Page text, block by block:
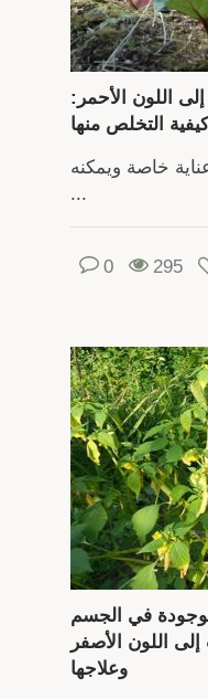
إلى اللون الأحمر:
التخلص منها
خاصة ويمكنه
...
0 295
في الجسم
إلى اللون الأصفر
وعلاجها